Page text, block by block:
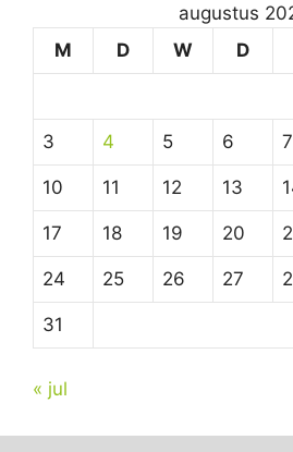
augustus
M
D W D
3 4 5 6 7
10 11 12 13
17 18 19 20
24 25 26 27
31
« jul